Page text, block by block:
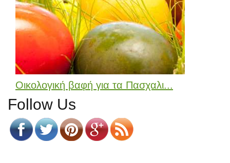
Οικολογική βαφή για τα Πασχαλι...
Follow Us